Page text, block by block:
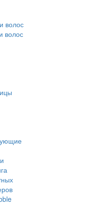
волос
волос